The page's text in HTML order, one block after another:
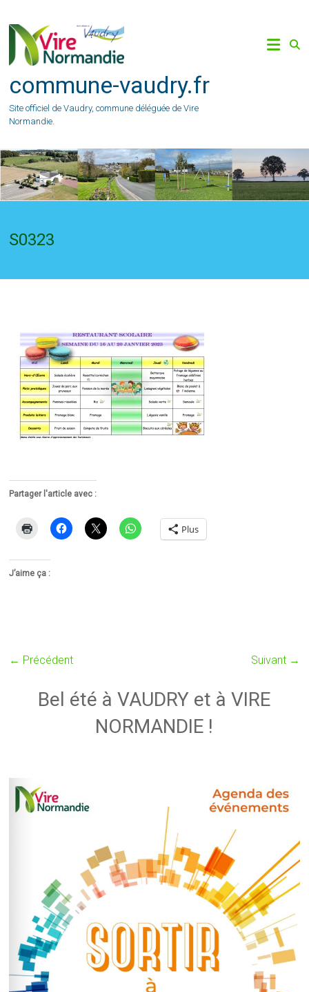
content
commune-vaudry.fr
Site officiel de Vaudry, commune déléguée de Vire
Normandie.
S0323
Partager l'article avec :
Plus
J’aime ça :
← Précédent Suivant →
Bel été à VAUDRY et à VIRE
NORMANDIE !